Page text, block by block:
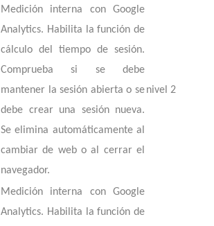
Medición interna con Google
Analytics. Habilita la función de
cálculo del tiempo de sesión.
Comprueba si se debe
mantener la sesión abierta o se
debe crear una sesión nueva.
Se elimina automáticamente al
cambiar de web o al cerrar el
navegador.
nivel 2
Medición interna con Google
Analytics. Habilita la función de